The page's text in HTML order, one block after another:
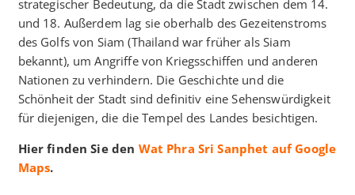
strategischer Bedeutung, da die Stadt zwischen dem 14.
und 18. Außerdem lag sie oberhalb des Gezeitenstroms
des Golfs von Siam (Thailand war früher als Siam
bekannt), um Angriffe von Kriegsschiffen und anderen
Nationen zu verhindern. Die Geschichte und die
Schönheit der Stadt sind definitiv eine Sehenswürdigkeit
für diejenigen, die die Tempel des Landes besichtigen.
Hier finden Sie den Wat Phra Sri Sanphet auf Google
Maps.